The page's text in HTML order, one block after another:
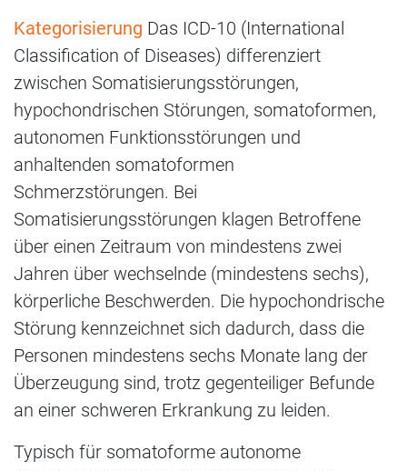
Kategorisierung Das ICD-10 (International
Classification of Diseases) differenziert
zwischen Somatisierungsstörungen,
hypochondrischen Störungen, somatoformen,
autonomen Funktionsstörungen und
anhaltenden somatoformen
Schmerzstörungen. Bei
Somatisierungsstörungen klagen Betroffene
über einen Zeitraum von mindestens zwei
Jahren über wechselnde (mindestens sechs),
körperliche Beschwerden. Die hypochondrische
Störung kennzeichnet sich dadurch, dass die
Personen mindestens sechs Monate lang der
Überzeugung sind, trotz gegenteiliger Befunde
an einer schweren Erkrankung zu leiden.
Typisch für somatoforme autonome